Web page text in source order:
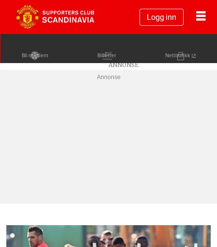
Logg inn
Bli medlem Billetter Nettbutikk
Annonse